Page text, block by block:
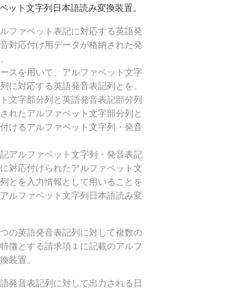
ット文字列日本語読み変換装置。
ファベット表記に対応する英語発
対応付け用データが格納された発
スを用いて、アルファベット文字
に対応する英語発音表記列とを、
文字部分列と英語発音表記部分列
れたアルファベット文字部分列と
けるアルファベット文字列・発音
アルファベット文字列・発音表記
対応付けられたアルファベット文
とを入力情報として用いることを
ルファベット文字列日本語読み変
の英語発音表記列に対して複数の
徴とする請求項１に記載のアルフ
装置。
発音表記列に対して出力される日